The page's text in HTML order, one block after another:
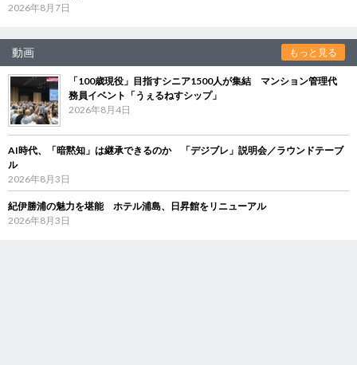
2026年8月7日
動画 もっと見る
「100歳現役」目指すシニア1500人が集結 マンション管理代
務員イベント「うぇるねすシップ」
2026年8月4日
AI時代、「暗黙知」は継承できるのか 「デジブレ」説明会／ラウンドテーブ
ル
2026年8月3日
紀伊勝浦の魅力を堪能 ホテル浦島、日昇館をリニューアル
2026年8月3日